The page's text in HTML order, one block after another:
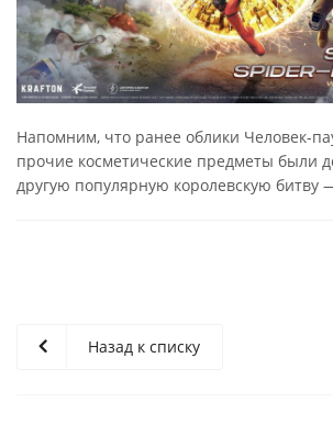
Напомним, что ранее облики Человек-
прочие косметические предметы были
другую популярную королевскую битву
Назад к списку